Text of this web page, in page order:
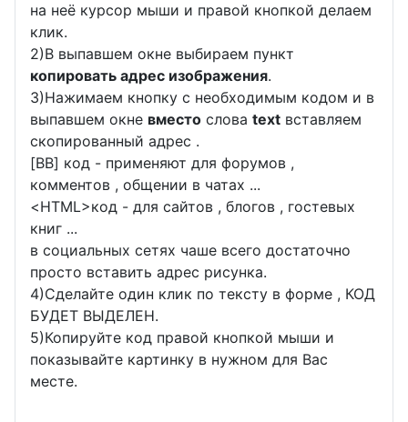
на неё курсор мыши и правой кнопкой делаем
клик.
2)В выпавшем окне выбираем пункт
копировать адрес изображения.
3)Нажимаем кнопку с необходимым кодом и в
выпавшем окне вместо слова text вставляем
скопированный адрес .
[BB] код - применяют для форумов ,
комментов , общении в чатах ...
<HTML>код - для сайтов , блогов , гостевых
книг ...
в социальных сетях чаше всего достаточно
просто вставить адрес рисунка.
4)Сделайте один клик по тексту в форме , КОД
БУДЕТ ВЫДЕЛЕН.
5)Копируйте код правой кнопкой мыши и
показывайте картинку в нужном для Вас
месте.